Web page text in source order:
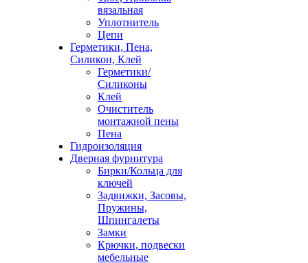
вязальная
Уплотнитель
Цепи
Герметики, Пена,
Силикон, Клей
Герметики/
Силиконы
Клей
Очиститель
монтажной пены
Пена
Гидроизоляция
Дверная фурнитура
Бирки/Кольца для
ключей
Задвижки, Засовы,
Пружины,
Шпингалеты
Замки
Крючки, подвески
мебельные